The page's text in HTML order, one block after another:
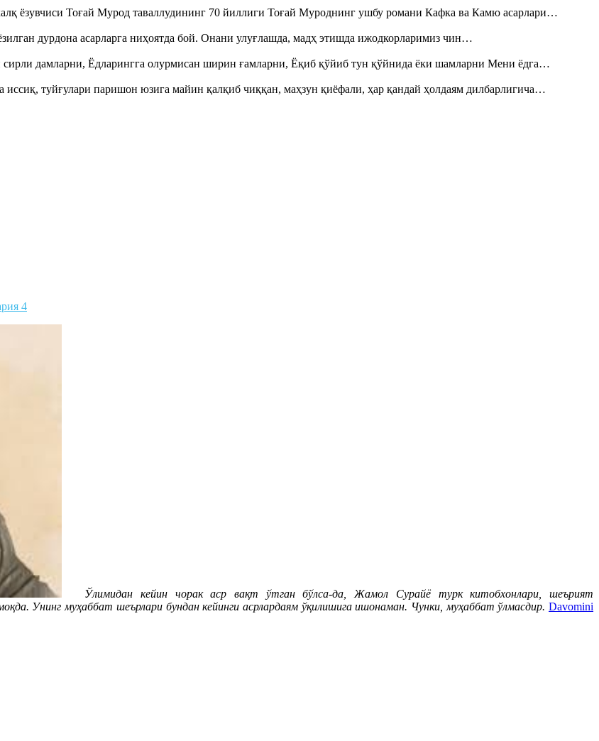
ёзувчиси Тоғай Мурод таваллудининг 70 йиллиги Тоғай Муроднинг ушбу романи Кафка ва Камю асарлари…
дурдона асарларга ниҳоятда бой. Онани улуғлашда, мадҳ этишда ижодкорларимиз чин…
сирли дамларни, Ёдларингга олурмисан ширин ғамларни, Ёқиб қўйиб тун қўйнида ёки шамларни Мени ёдга…
иссиқ, туйғулари паришон юзига майин қалқиб чиққан, маҳзун қиёфали, ҳар қандай ҳолдаям дилбарлигича…
4
Ўлимидан кейин чорак аср вақт ўтган бўлса-да, Жамол Сурайё турк китобхонлари, шеърият
Унинг муҳаббат шеърлари бундан кейинги асрлардаям ўқилишига ишонаман. Чунки, муҳаббат ўлмасдир. Davomini